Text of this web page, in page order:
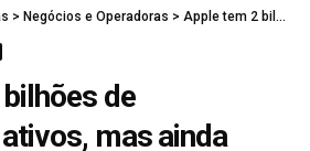
> Negócios e Operadoras > Apple tem 2 bilhões de dispositivos ativos, mas ainda perde para o Android
de
mas ainda